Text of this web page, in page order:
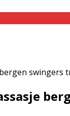
swingers